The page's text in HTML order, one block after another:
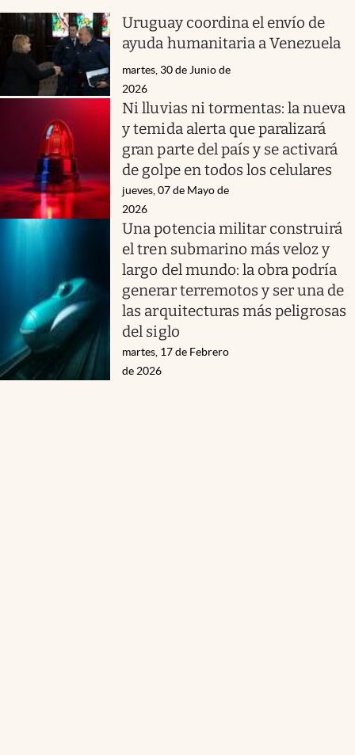
Uruguay coordina el envío de
ayuda humanitaria a Venezuela
martes, 30 de Junio de
2026
Ni lluvias ni tormentas: la nueva
y temida alerta que paralizará
gran parte del país y se activará
de golpe en todos los celulares
jueves, 07 de Mayo de
2026
Una potencia militar construirá
el tren submarino más veloz y
largo del mundo: la obra podría
generar terremotos y ser una de
las arquitecturas más peligrosas
del siglo
martes, 17 de Febrero
de 2026